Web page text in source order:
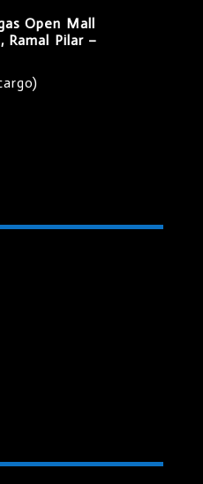
Open Mall
Ramal Pilar –